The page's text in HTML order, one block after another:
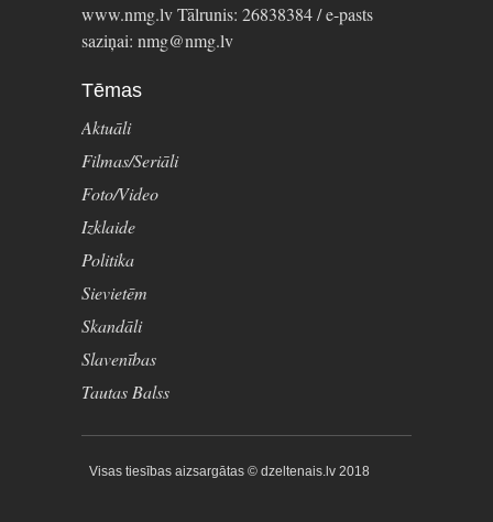
www.nmg.lv Tālrunis: 26838384 / e-pasts
saziņai: nmg@nmg.lv
Tēmas
Aktuāli
Filmas/Seriāli
Foto/Video
Izklaide
Politika
Sievietēm
Skandāli
Slavenības
Tautas Balss
Visas tiesības aizsargātas © dzeltenais.lv 2018